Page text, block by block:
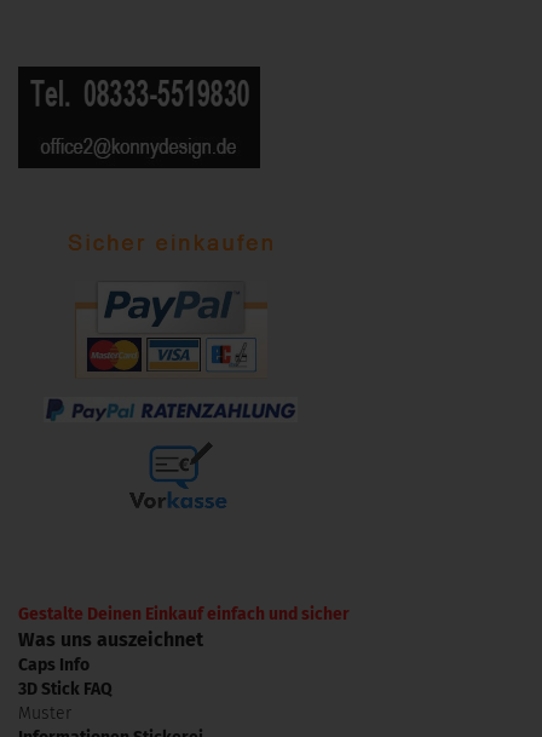
Gestalte Deinen Einkauf einfach und sicher
Was uns auszeichnet
Caps Info
3D Stick FAQ
Muster